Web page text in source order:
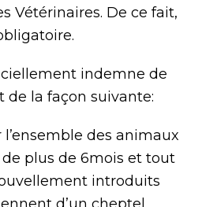
Vétérinaires. De ce fait,
indemne de
de la façon suivante:
des animaux
plus de 6mois et tout
introduits